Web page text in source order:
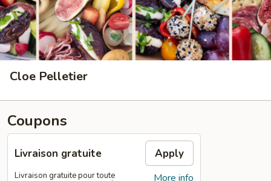
Cloe Pelletier
Coupons
Livraison gratuite Apply
More info
Livraison gratuite pour toute